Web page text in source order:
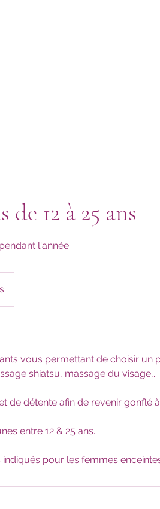
12 à 25 ans
l'année
vous permettant de choisir un
shiatsu, massage du visage,...
de détente afin de revenir gonflé
entre 12 & 25 ans.
pour les femmes